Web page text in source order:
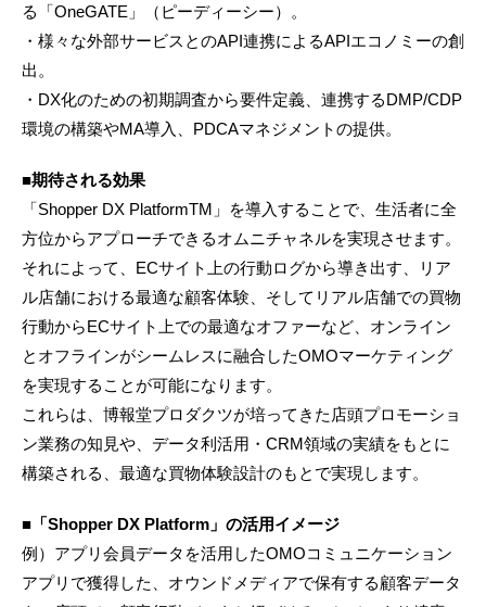
る「OneGATE」（ピーディーシー）。
・様々な外部サービスとのAPI連携によるAPIエコノミーの創
出。
・DX化のための初期調査から要件定義、連携するDMP/CDP
環境の構築やMA導入、PDCAマネジメントの提供。
■期待される効果
「Shopper DX PlatformTM」を導入することで、生活者に全
方位からアプローチできるオムニチャネルを実現させます。
それによって、ECサイト上の行動ログから導き出す、リア
ル店舗における最適な顧客体験、そしてリアル店舗での買物
行動からECサイト上での最適なオファーなど、オンライン
とオフラインがシームレスに融合したOMOマーケティング
を実現することが可能になります。
これらは、博報堂プロダクツが培ってきた店頭プロモーショ
ン業務の知見や、データ利活用・CRM領域の実績をもとに
構築される、最適な買物体験設計のもとで実現します。
■「Shopper DX Platform」の活用イメージ
例）アプリ会員データを活用したOMOコミュニケーション
アプリで獲得した、オウンドメディアで保有する顧客データ